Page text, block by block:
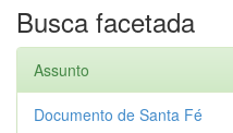
Busca facetada
Assunto
Documento de Santa Fé